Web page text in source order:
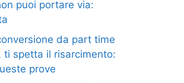
puoi portare via:
da part time
ti spetta il risarcimento:
prove